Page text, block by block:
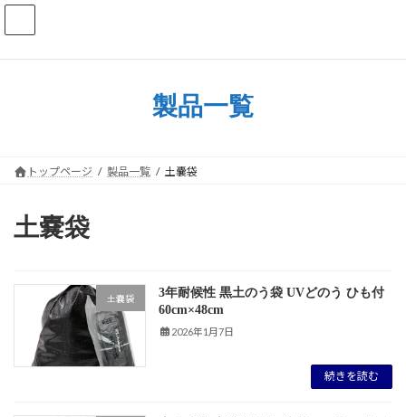
コ
ン
ナ
ー
製品一覧
トップページ 製品一覧 土嚢袋
土嚢袋
土嚢袋
3年耐候性 黒土のう袋 UVどのう ひも付
60cm×48cm
2026年1月7日
続きを読む